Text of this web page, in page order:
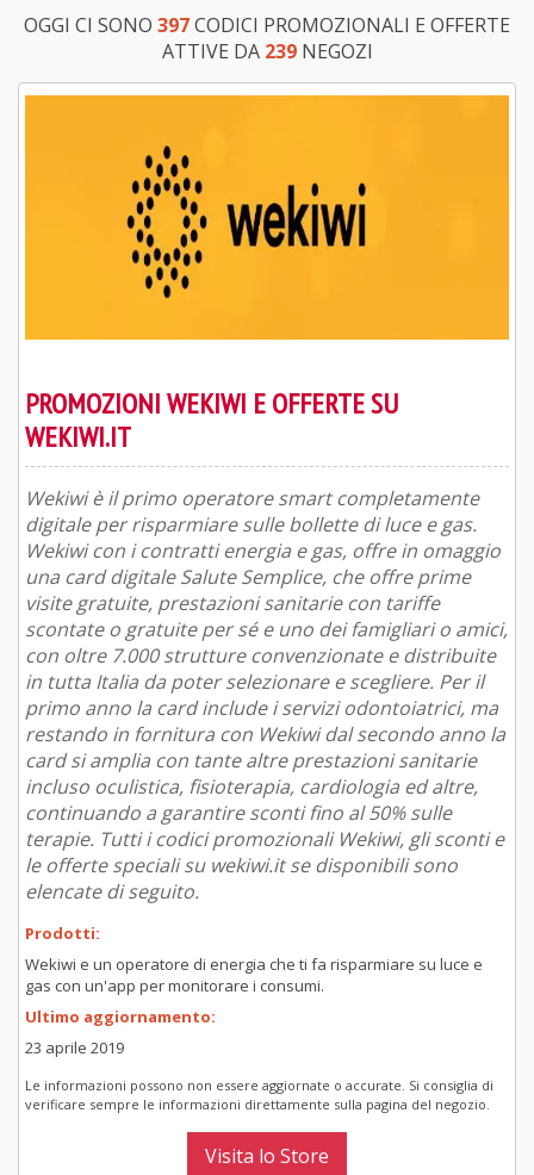
OGGI CI SONO 397CODICI PROMOZIONALI E OFFERTE
ATTIVE DA 239NEGOZI
PROMOZIONI WEKIWI E OFFERTE SU
WEKIWI.IT
Wekiwi è il primo operatore smart completamente
digitale per risparmiare sulle bollette di luce e gas.
Wekiwi con i contratti energia e gas, offre in omaggio
una card digitale Salute Semplice, che offre prime
visite gratuite, prestazioni sanitarie con tariffe
scontate o gratuite per sé e uno dei famigliari o amici,
con oltre 7.000 strutture convenzionate e distribuite
in tutta Italia da poter selezionare e scegliere. Per il
primo anno la card include i servizi odontoiatrici, ma
restando in fornitura con Wekiwi dal secondo anno la
card si amplia con tante altre prestazioni sanitarie
incluso oculistica, fisioterapia, cardiologia ed altre,
continuando a garantire sconti fino al 50% sulle
terapie. Tutti i codici promozionali Wekiwi, gli sconti e
le offerte speciali su wekiwi.it se disponibili sono
elencate di seguito.
Prodotti:
Wekiwi e un operatore di energia che ti fa risparmiare su luce e
gas con un'app per monitorare i consumi.
Ultimo aggiornamento:
23 aprile 2019
Le informazioni possono non essere aggiornate o accurate. Si consiglia di
verificare sempre le informazioni direttamente sulla pagina del negozio.
Visita lo Store